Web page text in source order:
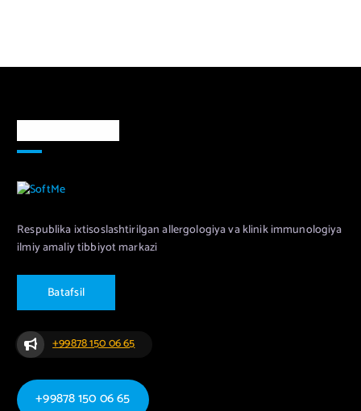
Respublika ixtisoslashtirilgan allergologiya va klinik immunologiya
ilmiy amaliy tibbiyot markazi
Batafsil
+99878 150 06 65
+99878 150 06 65